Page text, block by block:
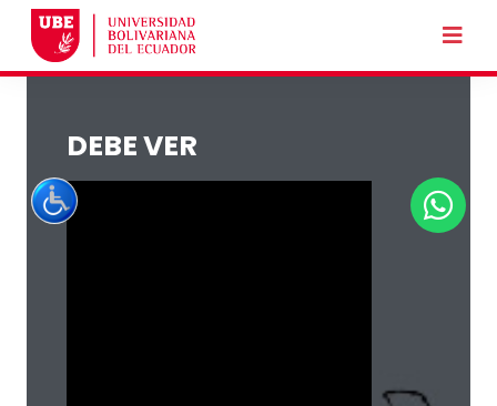
DEBE VER